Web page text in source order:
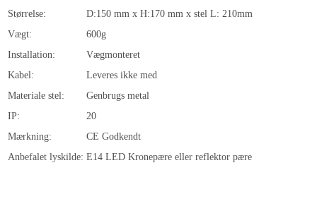
Størrelse:
D:150 mm x H:170 mm x stel L: 210mm
Vægt:
600g
Installation:
Vægmonteret
Kabel:
Leveres ikke med
Materiale stel:
Genbrugs metal
IP:
20
Mærkning:
CE Godkendt
Anbefalet lyskilde: E14 LED Kronepære eller reflektor pære